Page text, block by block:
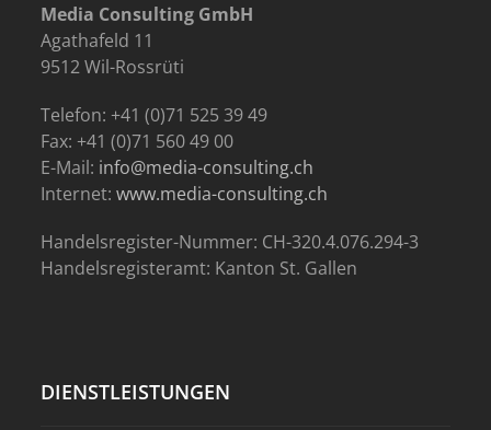
Media Consulting GmbH
Agathafeld 11
9512 Wil-Rossrüti
Telefon: +41 (0)71 525 39 49
Fax: +41 (0)71 560 49 00
E-Mail: info@media-consulting.ch
Internet:www.media-consulting.ch
Handelsregister-Nummer: CH-320.4.076.294-3
Handelsregisteramt: Kanton St. Gallen
DIENSTLEISTUNGEN